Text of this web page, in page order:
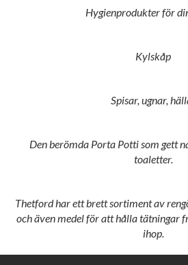
Hygienprodukter för
Kylskåp
Spisar, ugnar,
Den berömda Porta Potti som gett
toaletter.
Thetford har ett brett sortiment av
och även medel för att hålla tätningar
ihop.